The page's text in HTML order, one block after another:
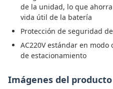
de la unidad, lo que
vida útil de la batería
Protección de seguridad
AC220V estándar en
de estacionamiento
Imágenes del producto